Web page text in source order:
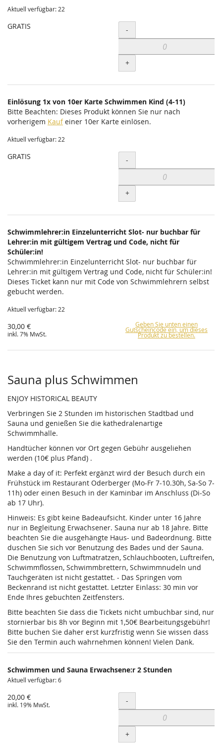
Aktuell verfügbar: 22
GRATIS Menge
-
+
Einlösung 1x von 10er Karte Schwimmen Kind (4-11)
Bitte Beachten: Dieses Produkt können Sie nur nach
vorherigem Kaufeiner 10er Karte einlösen.
Aktuell verfügbar: 22
GRATIS Menge
-
+
Schwimmlehrer:in Einzelunterricht Slot- nur buchbar für
Lehrer:in mit gültigem Vertrag und Code, nicht für
Schüler:in!
Schwimmlehrer:in Einzelunterricht Slot- nur buchbar für
Lehrer:in mit gültigem Vertrag und Code, nicht für Schüler:in!
Dieses Ticket kann nur mit Code von Schwimmlehrern selbst
gebucht werden.
Aktuell verfügbar: 22
30,00 €
inkl. 7% MwSt.
Geben Sie unten einen
Gutscheincode ein, um dieses
Produkt zu bestellen.
Sauna plus Schwimmen
ENJOY HISTORICAL BEAUTY
Verbringen Sie 2 Stunden im historischen Stadtbad und
Sauna und genießen Sie die kathedralenartige
Schwimmhalle.
Handtücher können vor Ort gegen Gebühr ausgeliehen
werden (10€ plus Pfand) .
Make a day of it: Perfekt ergänzt wird der Besuch durch ein
Frühstück im Restaurant Oderberger (Mo-Fr 7-10.30h, Sa-So 7-
11h) oder einen Besuch in der Kaminbar im Anschluss (Di-So
ab 17 Uhr).
Hinweis: Es gibt keine Badeaufsicht. Kinder unter 16 Jahre
nur in Begleitung Erwachsener. Sauna nur ab 18 Jahre. Bitte
beachten Sie die ausgehängte Haus- und Badeordnung. Bitte
duschen Sie sich vor Benutzung des Bades und der Sauna.
Die Benutzung von Luftmatratzen, Schlauchbooten, Luftreifen,
Schwimmflossen, Schwimmbrettern, Schwimmnudeln und
Tauchgeräten ist nicht gestattet. - Das Springen vom
Beckenrand ist nicht gestattet. Letzter Einlass: 30 min vor
Ende Ihres gebuchten Zeitfensters.
Bitte beachten Sie dass die Tickets nicht umbuchbar sind, nur
stornierbar bis 8h vor Beginn mit 1,50€ Bearbeitungsgebühr!
Bitte buchen Sie daher erst kurzfristig wenn Sie wissen dass
Sie den Termin auch wahrnehmen können! Vielen Dank.
Schwimmen und Sauna Erwachsene:r 2 Stunden
Aktuell verfügbar: 6
20,00 €
inkl. 19% MwSt. Menge
-
+